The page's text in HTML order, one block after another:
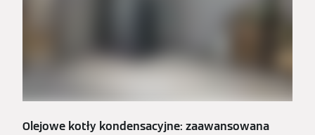
Olejowe kotły kondensacyjne: zaawansowana